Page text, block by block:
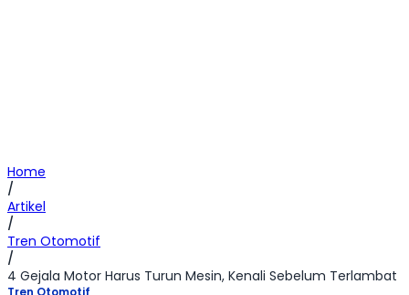
Home
/
Artikel
/
Tren Otomotif
/
4 Gejala Motor Harus Turun Mesin, Kenali Sebelum Terlambat
Tren Otomotif